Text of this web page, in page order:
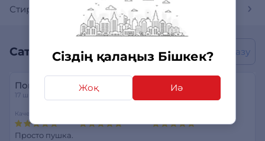
Сіздің қалаңыз Бішкек?
Жоқ Иә
Стирально-сушильные колонны LG
Сатып алушылардың пікірлері Пікір жазу
Покупатель
17 шілде 2026
Качество стирки
Просто пушка.